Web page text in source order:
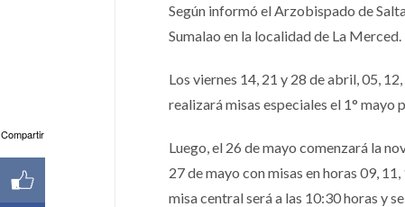
Según informó el Arzobispado de
Sumalao en la localidad de La Merced.
Los viernes 14, 21 y 28 de abril, 05,
realizará misas especiales el 1° mayo
Luego, el 26 de mayo comenzará la
27 de mayo con misas en horas 09,
misa central será a las 10:30 horas y
Compartir